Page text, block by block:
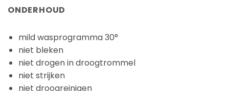
ONDERHOUD
mild wasprogramma 30°
niet bleken
niet drogen in droogtrommel
niet strijken
niet droogreinigen